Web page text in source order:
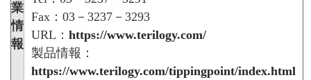
業
情
報
Fax：03－3237－3293
URL： https://www.terilogy.com/
製品情報：
https://www.terilogy.com/tippingpoint/index.html